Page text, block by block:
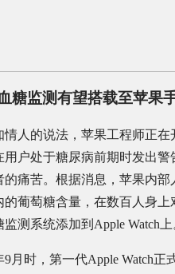
糖监测有望搭载至苹果
情人的说法，苹果工程师正在
用户处于糖尿病前期时发出
的痛苦。根据消息，苹果内
的葡萄糖含量，在数百人身
测系统添加到Apple Watch上
9月时，第一代Apple Watch正